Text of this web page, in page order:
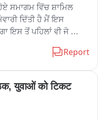
ਸਮਾਗਮ ਵਿੱਚ ਸ਼ਾਮਿਲ
ਦਿੱਤੀ ਹੈ ਮੈਂ ਇਸ
ਇਸ ਤੋਂ ਪਹਿਲਾਂ ਵੀ ਜੋ
Report
युवाओं को टिकट